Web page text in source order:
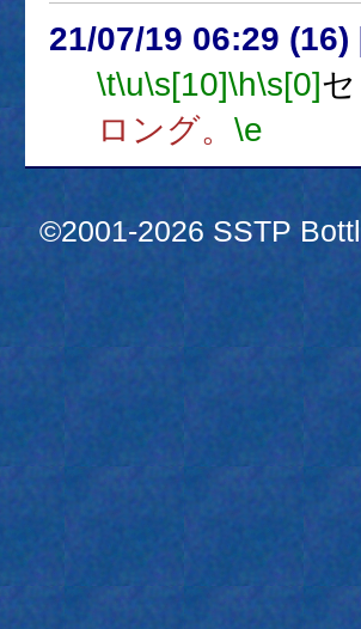
21/07/19 06:29 (16)
\t\u\s[10]\h\s[0]
ロング。 \e
©2001-2026 SSTP